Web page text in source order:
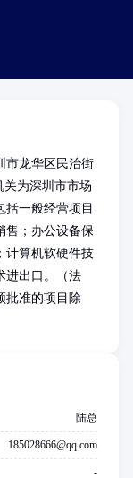
市龙华区民治街
关为深圳市市场
括一般经营项目
售；办公设备保
计算机软硬件技
进出口。（法
批准的项目除
陆总
185028666@qq.com
-